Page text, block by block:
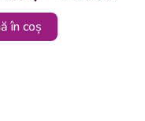
în coș